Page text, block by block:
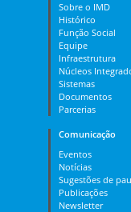
Sobre o IMD
Histórico
Função Social
Equipe
Infraestrutura
Núcleos
Sistemas
Documentos
Parcerias
Comunicação
Eventos
Notícias
Sugestões de
Publicações
Newsletter